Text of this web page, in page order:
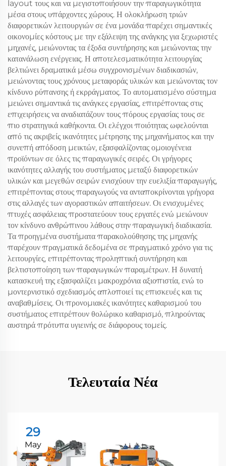
layout τους και να μεγιστοποιήσουν την παραγωγικότητα
μέσα στους υπάρχοντες χώρους. Η ολοκλήρωση τριών
διαφορετικών λειτουργιών σε ένα μονάδα παρέχει σημαντικές
οικονομίες κόστους με την εξάλειψη της ανάγκης για ξεχωριστές
μηχανές, μειώνοντας τα έξοδα συντήρησης και μειώνοντας την
κατανάλωση ενέργειας. Η αποτελεσματικότητα λειτουργίας
βελτιώνει δραματικά μέσω συγχρονισμένων διαδικασιών,
μειώνοντας τους χρόνους μεταφοράς υλικών και μειώνοντας τον
κίνδυνο ρύπανσης ή εκρράγματος. Το αυτοματισμένο σύστημα
μειώνει σημαντικά τις ανάγκες εργασίας, επιτρέποντας στις
επιχειρήσεις να αναδιατάζουν τους πόρους εργασίας τους σε
πιο στρατηγικά καθήκοντα. Οι ελέγχοι ποιότητας ωφελούνται
από τις ακριβείς ικανότητες μέτρησης της μηχανήματος και την
συνεπή απόδοση μεικτών, εξασφαλίζοντας ομοιογένεια
προϊόντων σε όλες τις παραγωγικές σειρές. Οι γρήγορες
ικανότητες αλλαγής του συστήματος μεταξύ διαφορετικών
υλικών και μεγεθών σειρών ενισχύουν την ευελιξία παραγωγής,
επιτρέποντας στους παραγωγούς να ανταποκρίνονται γρήγορα
στις αλλαγές των αγοραστικών απαιτήσεων. Οι ενισχυμένες
πτυχές ασφάλειας προστατεύουν τους εργατές ενώ μειώνουν
τον κίνδυνο ανθρώπινου λάθους στην παραγωγική διαδικασία.
Τα προηγμένα συστήματα παρακολούθησης της μηχανής
παρέχουν πραγματικά δεδομένα σε πραγματικό χρόνο για τις
λειτουργίες, επιτρέποντας προληπτική συντήρηση και
βελτιστοποίηση των παραγωγικών παραμέτρων. Η δυνατή
κατασκευή της εξασφαλίζει μακροχρόνια αξιοπιστία, ενώ το
μοντερνιστικό σχεδιασμός απλοποιεί τις επισκευές και τις
αναβαθμίσεις. Οι προνομιακές ικανότητες καθαρισμού του
συστήματος επιτρέπουν θολώρικο καθαρισμό, πληρούντας
αυστηρά πρότυπα υγιεινής σε διάφορους τομείς.
Τελευταία Νέα
29
May